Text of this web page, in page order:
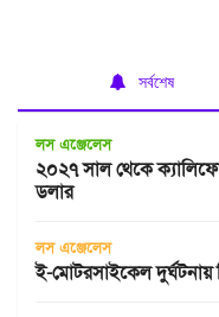
সর্বশেষ
লস এঞ্জেলেস
২০২৭ সাল থেকে
ডলার
লস এঞ্জেলেস
ই-মোটরসাইকেল